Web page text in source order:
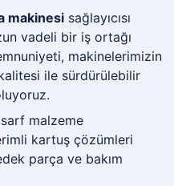
makinesi sağlayıcısı
vadeli bir iş ortağı
makinelerimizin
ile sürdürülebilir
malzeme
kartuş çözümleri
parça ve bakım